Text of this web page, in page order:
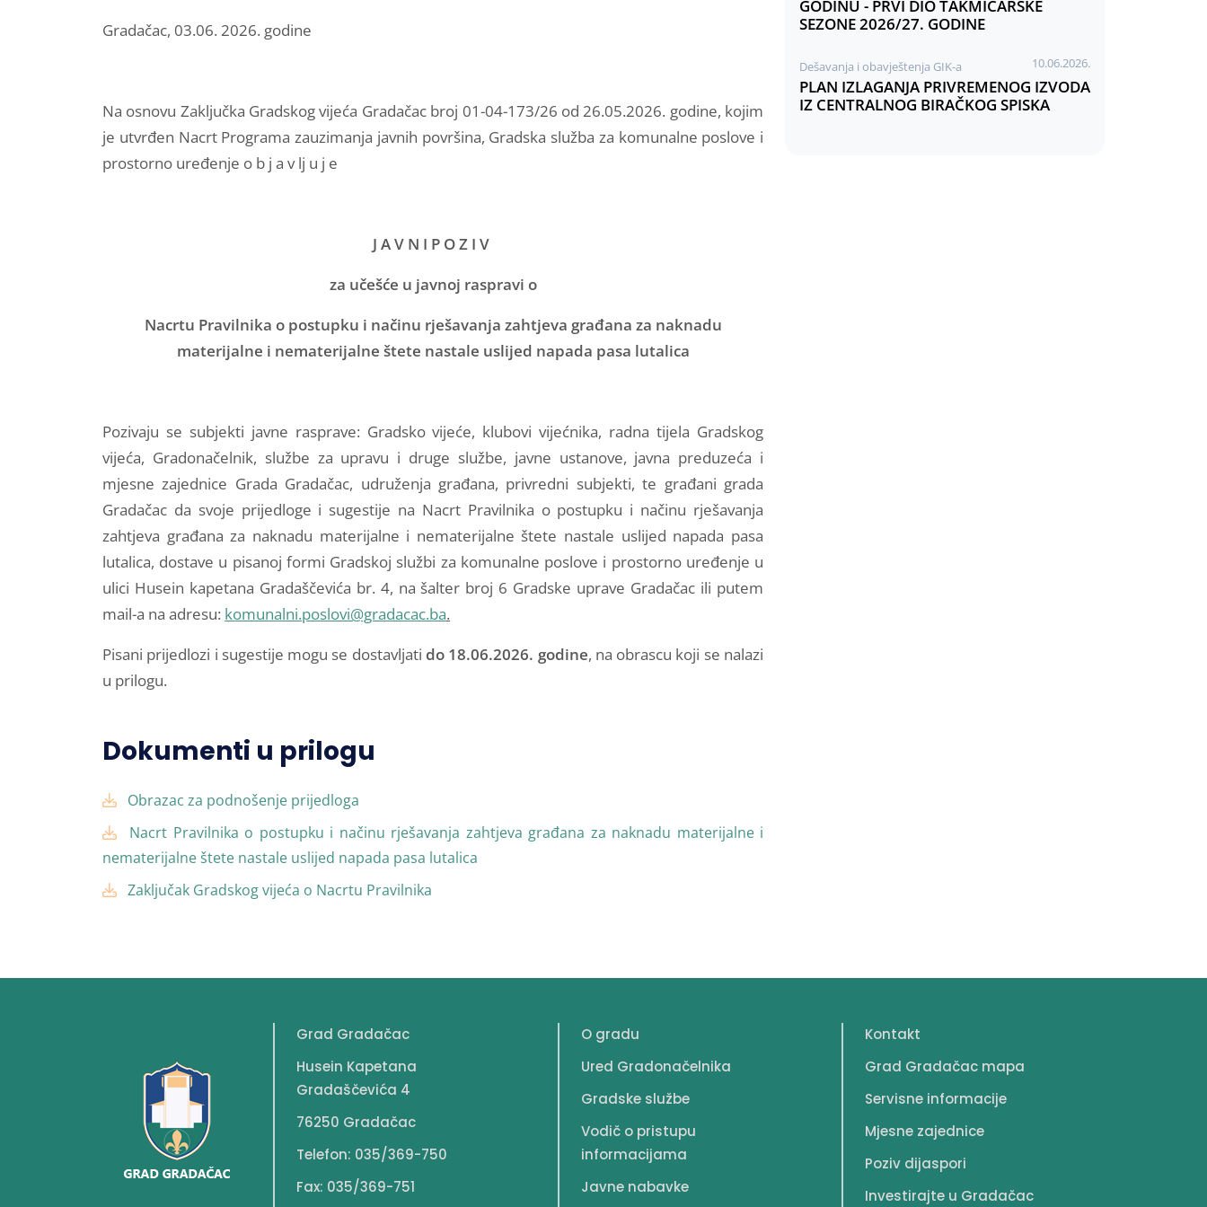
Gradačac, 03.06. 2026. godine
Na osnovu Zaključka Gradskog vijeća Gradačac broj 01-04-173/26 od 26.05.2026. godine, kojim
je utvrđen Nacrt Programa zauzimanja javnih površina, Gradska služba za komunalne poslove i
prostorno uređenje o b j a v lj u j e
J A V N I P O Z I V
za učešće u javnoj raspravi o
Nacrtu Pravilnika o postupku i načinu rješavanja zahtjeva građana za naknadu
materijalne i nematerijalne štete nastale uslijed napada pasa lutalica
Pozivaju se subjekti javne rasprave: Gradsko vijeće, klubovi vijećnika, radna tijela Gradskog
vijeća, Gradonačelnik, službe za upravu i druge službe, javne ustanove, javna preduzeća i
mjesne zajednice Grada Gradačac, udruženja građana, privredni subjekti, te građani grada
Gradačac da svoje prijedloge i sugestije na Nacrt Pravilnika o postupku i načinu rješavanja
zahtjeva građana za naknadu materijalne i nematerijalne štete nastale uslijed napada pasa
lutalica, dostave u pisanoj formi Gradskoj službi za komunalne poslove i prostorno uređenje u
ulici Husein kapetana Gradaščevića br. 4, na šalter broj 6 Gradske uprave Gradačac ili putem
mail-a na adresu: komunalni.poslovi@gradacac.ba.
Pisani prijedlozi i sugestije mogu se dostavljati do 18.06.2026. godine, na obrascu koji se nalazi
u prilogu.
Dokumenti u prilogu
Obrazac za podnošenje prijedloga
Nacrt Pravilnika o postupku i načinu rješavanja zahtjeva građana za naknadu materijalne i
nematerijalne štete nastale uslijed napada pasa lutalica
Zaključak Gradskog vijeća o Nacrtu Pravilnika
GODINU - PRVI DIO TAKMIČARSKE
SEZONE 2026/27. GODINE
Dešavanja i obavještenja GIK-a 10.06.2026.
PLAN IZLAGANJA PRIVREMENOG IZVODA
IZ CENTRALNOG BIRAČKOG SPISKA
Grad Gradačac
Husein Kapetana
Gradaščevića 4
76250 Gradačac
Telefon: 035/369-750
Fax: 035/369-751
O gradu
Ured Gradonačelnika
Gradske službe
Vodič o pristupu
informacijama
Javne nabavke
Kontakt
Grad Gradačac mapa
Servisne informacije
Mjesne zajednice
Poziv dijaspori
Investirajte u Gradačac